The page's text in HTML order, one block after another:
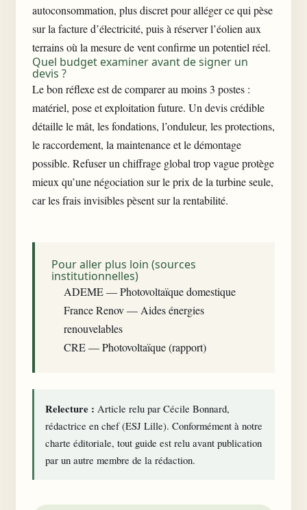
autoconsommation, plus discret pour allégerce qui pèse
sur la facture d’électricité, puis à réserver l’éolien aux
terrains où la mesure de vent confirme un potentiel réel.
Quel budget examiner avant de signer un
devis ?
Le bon réflexe est de comparer au moins 3 postes :
matériel, pose et exploitation future. Un devis crédible
détaille le mât, les fondations, l’onduleur, les protections,
le raccordement, la maintenance et le démontage
possible. Refuser un chiffrage global trop vague protège
mieux qu’une négociation sur le prix de la turbine seule,
car les frais invisibles pèsent sur la rentabilité.
Pour aller plus loin (sources
institutionnelles)
ADEME — Photovoltaïque domestique
France Renov — Aides énergies
renouvelables
CRE — Photovoltaïque (rapport)
Relecture : Article relu par Cécile Bonnard,
rédactrice en chef (ESJ Lille). Conformément à notre
charte éditoriale, tout guide est relu avant publication
par un autre membre de la rédaction.